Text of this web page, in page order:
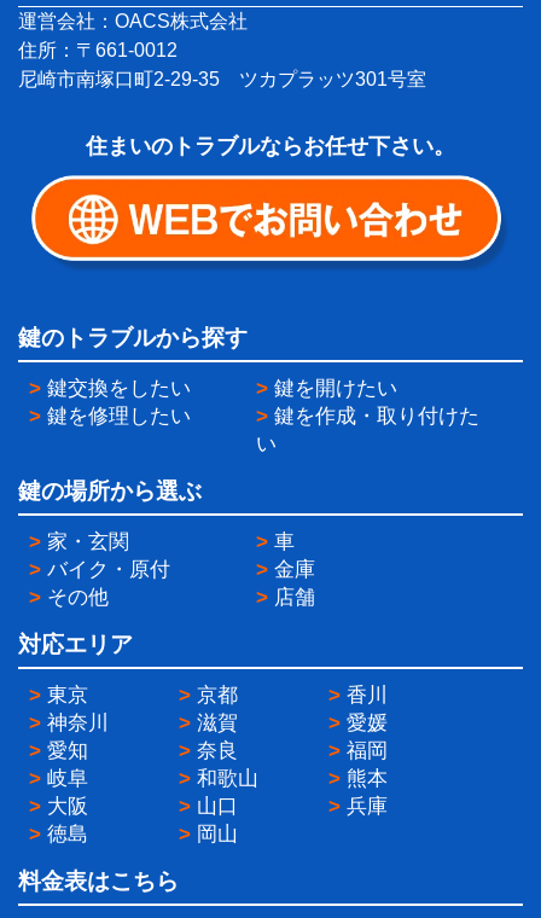
運営会社：OACS株式会社
住所：〒661-0012
尼崎市南塚口町2-29-35 ツカプラッツ301号室
住まいのトラブルならお任せ下さい。
鍵のトラブルから探す
> 鍵交換をしたい > 鍵を開けたい
> 鍵を修理したい > 鍵を作成・取り付けた
い
鍵の場所から選ぶ
> 家・玄関 > 車
> バイク・原付 > 金庫
> その他 > 店舗
対応エリア
> 東京 > 京都 > 香川
> 神奈川 > 滋賀 > 愛媛
> 愛知 > 奈良 > 福岡
> 岐阜 > 和歌山 > 熊本
> 大阪 > 山口 > 兵庫
> 徳島 > 岡山
料金表はこちら